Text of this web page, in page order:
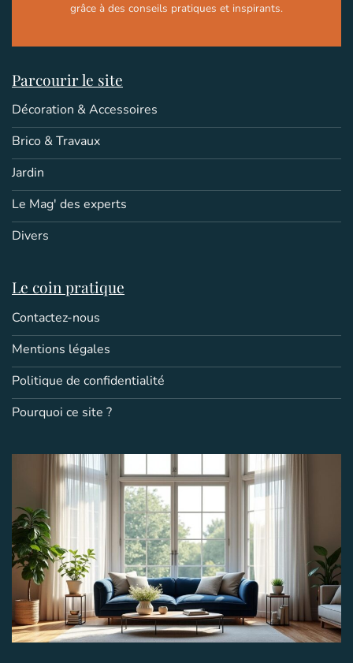
grâce à des conseils pratiques et inspirants.
Parcourir le site
Décoration & Accessoires
Brico & Travaux
Jardin
Le Mag' des experts
Divers
Le coin pratique
Contactez-nous
Mentions légales
Politique de confidentialité
Pourquoi ce site ?